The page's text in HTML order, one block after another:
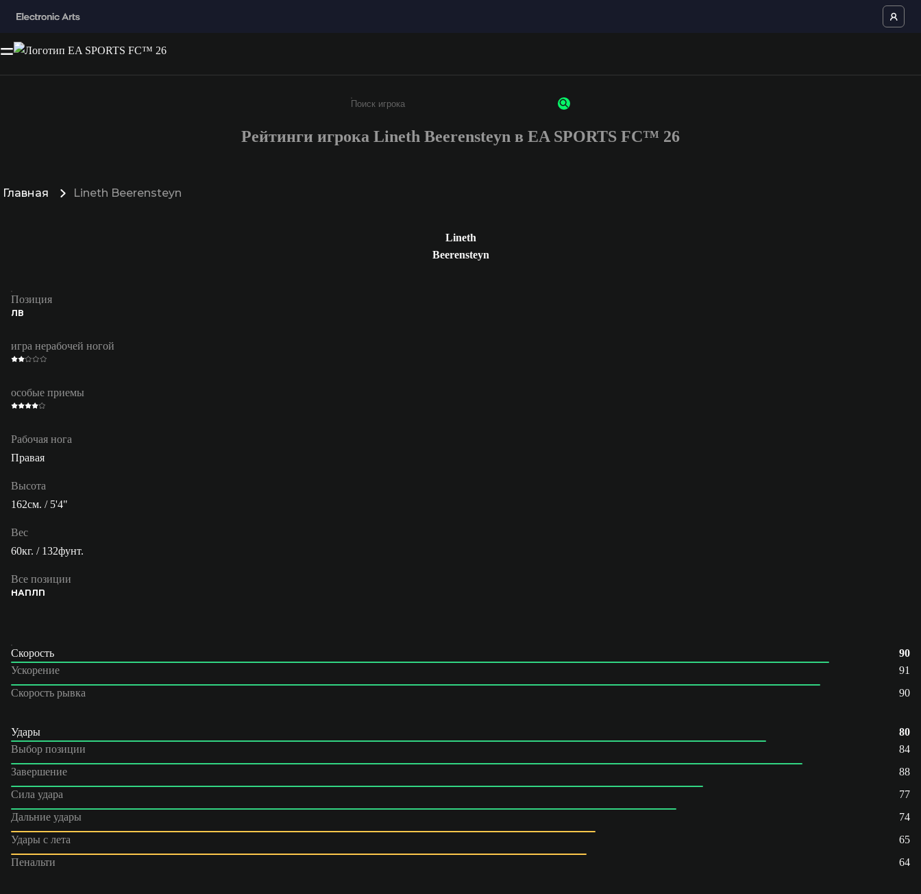
Введите не менее 3 символов или цифр
Рейтинги игрока Lineth Beerensteyn в EA SPORTS FC™ 26
Главная Lineth Beerensteyn
Lineth
Beerensteyn
Позиция
ЛВ
игра нерабочей ногой
особые приемы
Рабочая нога
Правая
Высота
162см. / 5'4"
Вес
60кг. / 132фунт.
Все позиции
НАПЛП
Скорость
90
Ускорение
91
Скорость рывка
90
Удары
80
Выбор позиции
84
Завершение
88
Сила удара
77
Дальние удары
74
Удары с лета
65
Пенальти
64